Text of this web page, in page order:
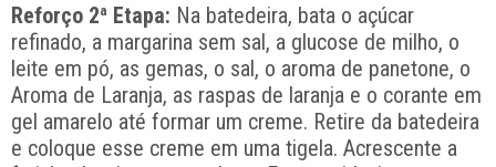
Reforço 2ª Etapa: Na batedeira, bata o açúcar
refinado, a margarina sem sal, a glucose de milho, o
leite em pó, as gemas, o sal, o aroma de panetone, o
Aroma de Laranja, as raspas de laranja e o corante em
gel amarelo até formar um creme. Retire da batedeira
e coloque esse creme em uma tigela. Acrescente a